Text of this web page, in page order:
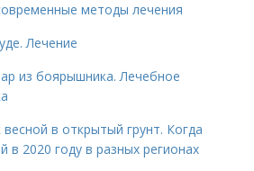
методы лечения
Лечение
из боярышника. Лечебное
в открытый грунт. Когда
в 2020 году в разных регионах